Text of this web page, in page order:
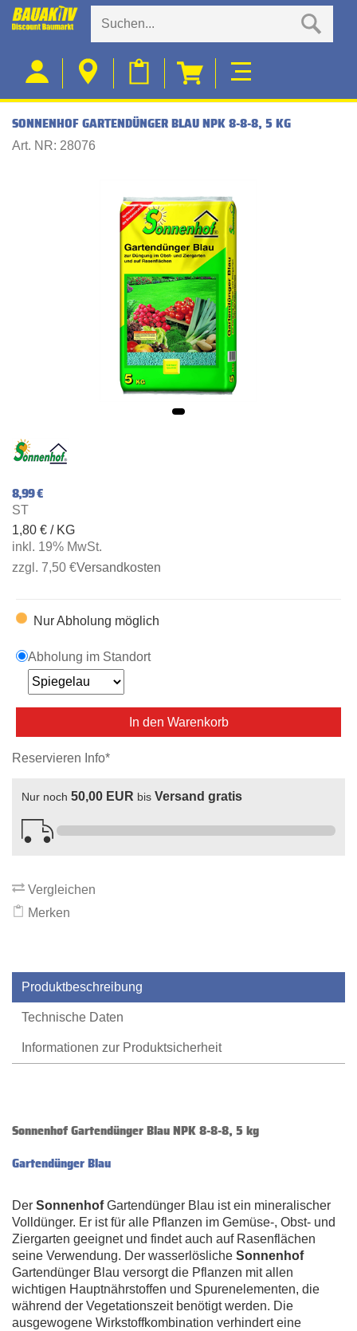
SONNENHOF GARTENDÜNGER BLAU NPK 8-8-8, 5 KG
Art. NR: 28076
8,99 €
ST
1,80 € / KG
inkl. 19% MwSt.
zzgl. 7,50 €Versandkosten
Nur Abholung möglich
Abholung im Standort
In den Warenkorb
Reservieren Info*
Nur noch 50,00 EUR bis Versand gratis
Vergleichen
Merken
Produktbeschreibung
Technische Daten
Informationen zur Produktsicherheit
Sonnenhof Gartendünger Blau NPK 8-8-8, 5 kg
Gartendünger Blau
Der SonnenhofGartendünger Blau ist ein mineralischer
Volldünger. Er ist für alle Pflanzen im Gemüse-, Obst- und
Ziergarten geeignet und findet auch auf Rasenflächen
seine Verwendung. Der wasserlösliche Sonnenhof
Gartendünger Blau versorgt die Pflanzen mit allen
wichtigen Hauptnährstoffen und Spurenelementen, die
während der Vegetationszeit benötigt werden. Die
ausgewogene Wirkstoffkombination verhindert eine